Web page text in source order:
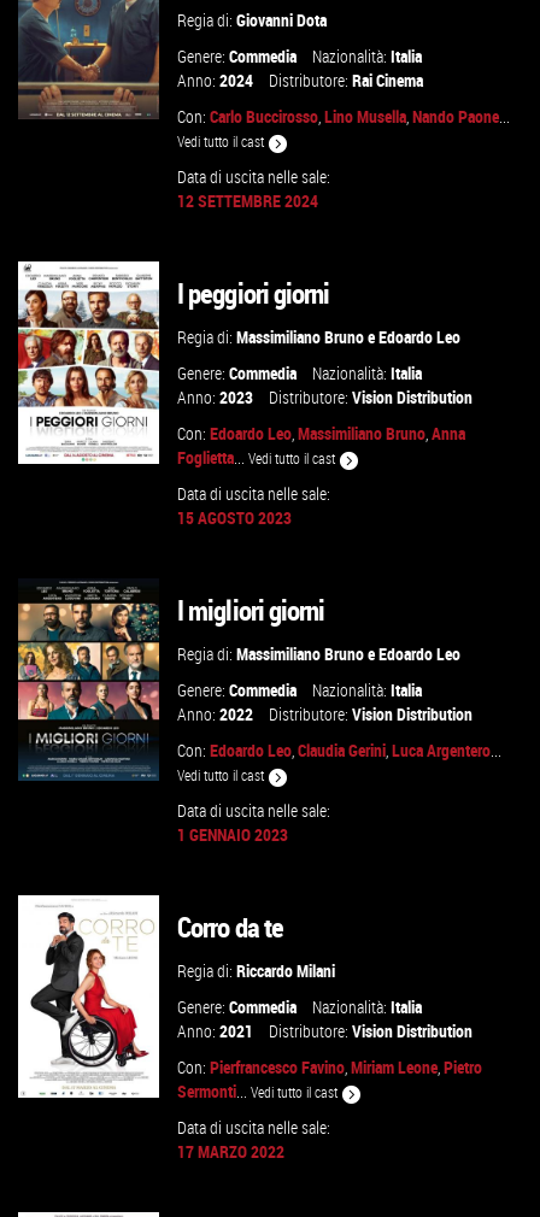
VAI ALLA SCHEDA
Regia di:Giovanni Dota
Genere:Commedia Nazionalità:Italia
Anno:2024 Distributore:Rai Cinema
Con:Carlo Buccirosso,Lino Musella,Nando Paone...
Vedi tutto il cast
Data di uscita nelle sale:
12 SETTEMBRE 2024
VAI ALLA SCHEDA
I peggiori giorni
Regia di:Massimiliano BrunoeEdoardo Leo
Genere:Commedia Nazionalità:Italia
Anno:2023 Distributore:Vision Distribution
Con:Edoardo Leo,Massimiliano Bruno,Anna
Foglietta...Vedi tutto il cast
Data di uscita nelle sale:
15 AGOSTO 2023
VAI ALLA SCHEDA
I migliori giorni
Regia di:Massimiliano BrunoeEdoardo Leo
Genere:Commedia Nazionalità:Italia
Anno:2022 Distributore:Vision Distribution
Con:Edoardo Leo,Claudia Gerini,Luca Argentero...
Vedi tutto il cast
Data di uscita nelle sale:
1 GENNAIO 2023
Corro da te
Regia di:Riccardo Milani
Genere:Commedia Nazionalità:Italia
Anno:2021 Distributore:Vision Distribution
Con:Pierfrancesco Favino,Miriam Leone,Pietro
Sermonti...Vedi tutto il cast
Data di uscita nelle sale:
17 MARZO 2022